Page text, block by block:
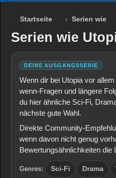
Startseite Serien wie
Serien wie
DEINE AUSGANGSSERIE
Wenn dir bei Utopia vor
wenn-Fragen und längere
du hier ähnliche Sci-Fi,
nächste gute Wahl.
Direkte Community-
wenn davon nicht genug
Bewertungsähnlichkeiten die
Genres: Sci-Fi Drama